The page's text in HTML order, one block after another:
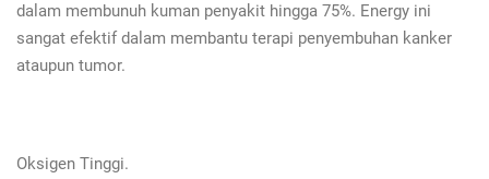
dalam membunuh kuman penyakit hingga 75%. Energy ini
sangat efektif dalam membantu terapi penyembuhan kanker
ataupun tumor.
Oksigen Tinggi.